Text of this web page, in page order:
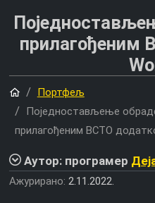
прилагођеним
Почетна
Портфељ
Поједностављење
прилагођеним ВСТО
Аутор: програмер
Ажурирано: 2.11.2022.